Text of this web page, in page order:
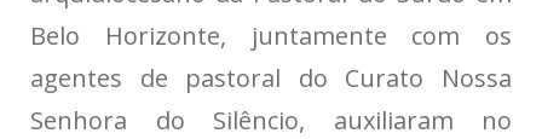
Belo Horizonte, juntamente com os
agentes de pastoral do Curato Nossa
Senhora do Silêncio, auxiliaram no